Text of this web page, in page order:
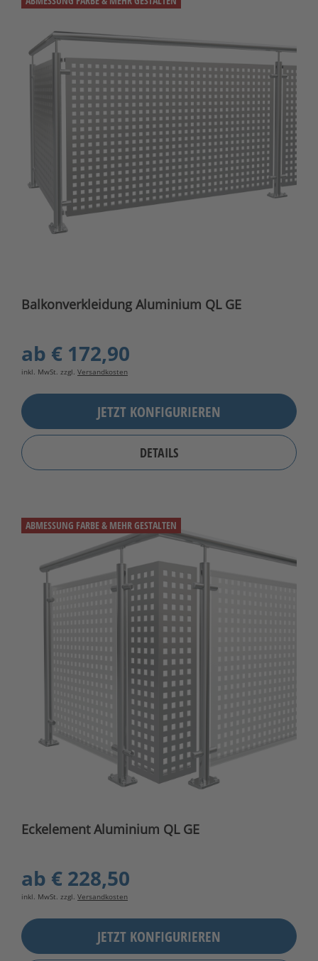
Balkonverkleidung Aluminium QL GE
ab € 172,90
inkl. MwSt. zzgl. Versandkosten
JETZT KONFIGURIEREN
DETAILS
ABMESSUNG FARBE & MEHR GESTALTEN
Eckelement Aluminium QL GE
ab € 228,50
inkl. MwSt. zzgl. Versandkosten
JETZT KONFIGURIEREN